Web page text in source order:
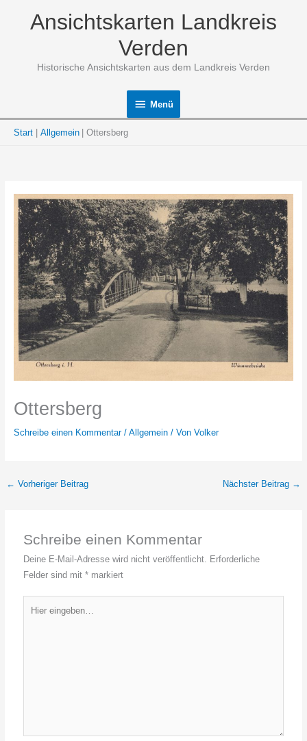
Ansichtskarten Landkreis
Verden
Historische Ansichtskarten aus dem Landkreis Verden
Menü
Menü
Start Allgemein Ottersberg
Ottersberg
Schreibe einen Kommentar / Allgemein/ Von Volker
← Vorheriger Beitrag Nächster Beitrag →
Schreibe einen Kommentar
Deine E-Mail-Adresse wird nicht veröffentlicht. Erforderliche
Felder sind mit* markiert
eingeben…